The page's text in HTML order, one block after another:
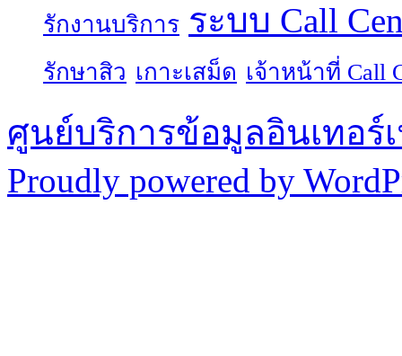
รักงานบริการ ระบบ Call
รักษาสิว เกาะเสม็ด เจ้าหน้าที่ Call
ศูนย์บริการข้อมูลอินเทอร์
Proudly powered by